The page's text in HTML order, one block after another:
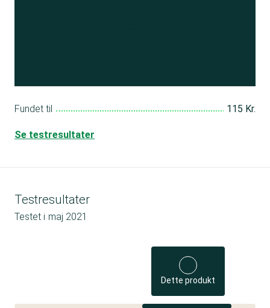
Fundet til 115 Kr.
Se testresultater
Testresultater
Testet i maj 2021
Dette produkt